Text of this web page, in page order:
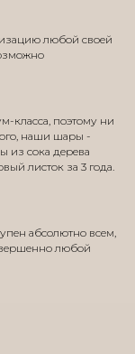
любой своей
класса, поэтому ни
наши шары -
из сока дерева
листок за 3 года.
абсолютно всем,
любой